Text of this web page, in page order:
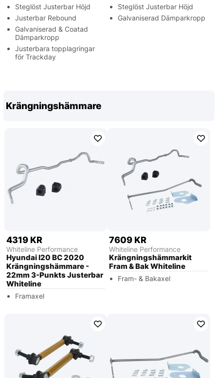
Steglöst Justerbar Höjd
Justerbar Rebound
Galvaniserad & Coatad
Dämparkropp
Justerbara topplagringar
för Trackday
Steglöst Justerbar Höjd
Galvaniserad Dämparkropp
Krängningshämmare
4319 KR
Whiteline Performance
Hyundai I20 BC 2020
Krängningshämmare -
22mm 3-Punkts Justerbar
Whiteline
Framaxel
7609 KR
Whiteline Performance
Krängningshämmarkit
Fram & Bak Whiteline
Fram- & Bakaxel